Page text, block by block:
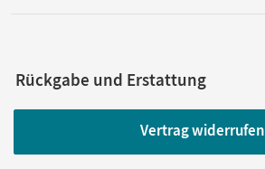
Rückgabe und Erstattung
Vertrag widerrufen